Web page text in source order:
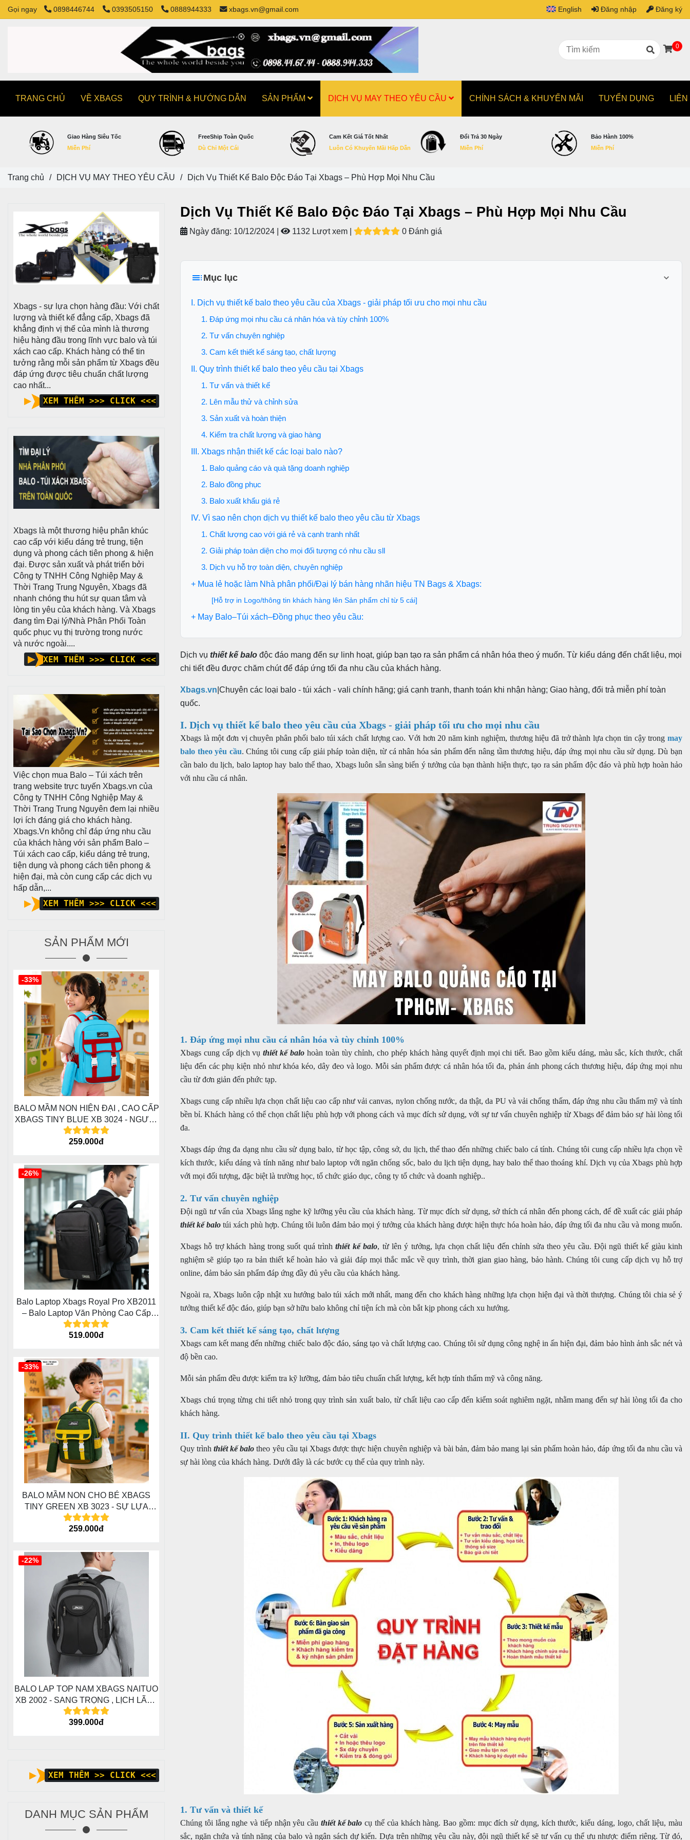
Dịch Vụ Thiết Kế Balo Độc Đáo Tại Xbags – Phù Hợp Mọi Nhu Cầu
Ngày đăng: 10/12/2024 | 1132 Lượt xem 0 Đánh giá
Mục lục
I. Dịch vụ thiết kế balo theo yêu cầu của Xbags - giải pháp tối ưu cho mọi nhu cầu
1. Đáp ứng mọi nhu cầu cá nhân hóa và tùy chỉnh 100%
2. Tư vấn chuyên nghiệp
3. Cam kết thiết kế sáng tạo, chất lượng
II. Quy trình thiết kế balo theo yêu cầu tại Xbags
1. Tư vấn và thiết kế
2. Lên mẫu thử và chỉnh sửa
3. Sản xuất và hoàn thiện
4. Kiểm tra chất lượng và giao hàng
III. Xbags nhận thiết kế các loại balo nào?
1. Balo quảng cáo và quà tặng doanh nghiệp
2. Balo đồng phục
3. Balo xuất khẩu giá rẻ
IV. Vì sao nên chọn dịch vụ thiết kế balo theo yêu cầu từ Xbags
1. Chất lượng cao với giá rẻ và cạnh tranh nhất
2. Giải pháp toàn diện cho mọi đối tượng có nhu cầu sll
3. Dịch vụ hỗ trợ toàn diện, chuyên nghiệp
+ Mua lẻ hoặc làm Nhà phân phối/Đại lý bán hàng nhãn hiệu TN Bags & Xbags:
[Hỗ trợ in Logo/thông tin khách hàng lên Sản phẩm chỉ từ 5 cái]
+ May Balo–Túi xách–Đồng phục theo yêu cầu:
Dịch vụ thiết kế balo độc đáo mang đến sự linh hoạt, giúp bạn tạo ra sản phẩm cá nhân hóa theo ý muốn. Từ kiểu dáng đến chất liệu, mọi
chi tiết đều được chăm chút để đáp ứng tối đa nhu cầu của khách hàng.
Xbags.vn |Chuyên các loại balo - túi xách - vali chính hãng; giá cạnh tranh, thanh toán khi nhận hàng; Giao hàng, đổi trả miễn phí toàn
quốc.
I. Dịch vụ thiết kế balo theo yêu cầu của Xbags - giải pháp tối ưu cho mọi nhu cầu
Xbags là một đơn vị chuyên phân phối balo túi xách chất lượng cao. Với hơn 20 năm kinh nghiệm, thương hiệu đã trở thành lựa chọn tin cậy trongmay
balo theo yêu cầu. Chúng tôi cung cấp giải pháp toàn diện, từ cá nhân hóa sản phẩm đến nâng tầm thương hiệu, đáp ứng mọi nhu cầu sử dụng. Dù bạn
cần balo du lịch, balo laptop hay balo thể thao, Xbags luôn sẵn sàng biến ý tưởng của bạn thành hiện thực, tạo ra sản phẩm độc đáo và phù hợp hoàn hảo
với nhu cầu cá nhân.
1. Đáp ứng mọi nhu cầu cá nhân hóa và tùy chỉnh 100%
Xbags cung cấp dịch vụthiết kế balo hoàn toàn tùy chỉnh, cho phép khách hàng quyết định mọi chi tiết. Bao gồm kiểu dáng, màu sắc, kích thước, chất
liệu đến các phụ kiện nhỏ như khóa kéo, dây đeo và logo. Mỗi sản phẩm được cá nhân hóa tối đa, phản ánh phong cách thương hiệu, đáp ứng mọi nhu
cầu từ đơn giản đến phức tạp.
Xbags cung cấp nhiều lựa chọn chất liệu cao cấp như vải canvas, nylon chống nước, da thật, da PU và vải chống thấm, đáp ứng nhu cầu thẩm mỹ và tính
bền bỉ. Khách hàng có thể chọn chất liệu phù hợp với phong cách và mục đích sử dụng, với sự tư vấn chuyên nghiệp từ Xbags để đảm bảo sự hài lòng tối
đa.
Xbags đáp ứng đa dạng nhu cầu sử dụng balo, từ học tập, công sở, du lịch, thể thao đến những chiếc balo cá tính. Chúng tôi cung cấp nhiều lựa chọn về
kích thước, kiểu dáng và tính năng như balo laptop với ngăn chống sốc, balo du lịch tiện dụng, hay balo thể thao thoáng khí. Dịch vụ của Xbags phù hợp
với mọi đối tượng, đặc biệt là trường học, tổ chức giáo dục, công ty tổ chức và doanh nghiệp..
2. Tư vấn chuyên nghiệp
Đội ngũ tư vấn của Xbags lắng nghe kỹ lưỡng yêu cầu của khách hàng. Từ mục đích sử dụng, sở thích cá nhân đến phong cách, để đề xuất các giải pháp
thiết kế balo túi xách phù hợp. Chúng tôi luôn đảm bảo mọi ý tưởng của khách hàng được hiện thực hóa hoàn hảo, đáp ứng tối đa nhu cầu và mong muốn.
Xbags hỗ trợ khách hàng trong suốt quá trìnhthiết kế balo, từ lên ý tưởng, lựa chọn chất liệu đến chỉnh sửa theo yêu cầu. Đội ngũ thiết kế giàu kinh
nghiệm sẽ giúp tạo ra bản thiết kế hoàn hảo và giải đáp mọi thắc mắc về quy trình, thời gian giao hàng, bảo hành. Chúng tôi cung cấp dịch vụ hỗ trợ
online, đảm bảo sản phẩm đáp ứng đầy đủ yêu cầu của khách hàng.
Ngoài ra, Xbags luôn cập nhật xu hướng balo túi xách mới nhất, mang đến cho khách hàng những lựa chọn hiện đại và thời thượng. Chúng tôi chia sẻ ý
tưởng thiết kế độc đáo, giúp bạn sở hữu balo không chỉ tiện ích mà còn bắt kịp phong cách xu hướng.
3. Cam kết thiết kế sáng tạo, chất lượng
Xbags cam kết mang đến những chiếc balo độc đáo, sáng tạo và chất lượng cao. Chúng tôi sử dụng công nghệ in ấn hiện đại, đảm bảo hình ảnh sắc nét và
độ bền cao.
Mỗi sản phẩm đều được kiểm tra kỹ lưỡng, đảm bảo tiêu chuẩn chất lượng, kết hợp tính thẩm mỹ và công năng.
Xbags chú trọng từng chi tiết nhỏ trong quy trình sản xuất balo, từ chất liệu cao cấp đến kiểm soát nghiêm ngặt, nhằm mang đến sự hài lòng tối đa cho
khách hàng.
II. Quy trình thiết kế balo theo yêu cầu tại Xbags
Quy trìnhthiết kế balo theo yêu cầu tại Xbags được thực hiện chuyên nghiệp và bài bản, đảm bảo mang lại sản phẩm hoàn hảo, đáp ứng tối đa nhu cầu và
sự hài lòng của khách hàng. Dưới đây là các bước cụ thể của quy trình này.
1. Tư vấn và thiết kế
Chúng tôi lắng nghe và tiếp nhận yêu cầu thiết kế balo cụ thể của khách hàng. Bao gồm: mục đích sử dụng, kích thước, kiểu dáng, logo, chất liệu, màu
sắc, ngăn chứa và tính năng của balo và ngân sách dự kiến. Dựa trên những yêu cầu này, đội ngũ thiết kế sẽ tư vấn cụ thể ưu nhược điểm riêng. Từ đó,
Xbags - sự lựa chọn hàng đầu: Với chất
lượng và thiết kế đẳng cấp, Xbags đã
khẳng định vị thế của mình là thương
hiệu hàng đầu trong lĩnh vực balo và túi
xách cao cấp. Khách hàng có thể tin
tưởng rằng mỗi sản phẩm từ Xbags đều
đáp ứng được tiêu chuẩn chất lượng
cao nhất...
XEM THÊM >>> CLICK <<<
Xbags là một thương hiệu phân khúc
cao cấp với kiểu dáng trẻ trung, tiện
dụng và phong cách tiên phong & hiện
đại. Được sản xuất và phát triển bởi
Công ty TNHH Công Nghiệp May &
Thời Trang Trung Nguyên, Xbags đã
nhanh chóng thu hút sự quan tâm và
lòng tin yêu của khách hàng. Và Xbags
đang tìm Đại lý/Nhà Phân Phối Toàn
quốc phục vụ thị trường trong nước
và nước ngoài....
XEM THÊM >>> CLICK <<<
Việc chọn mua Balo – Túi xách trên
trang website trực tuyến Xbags.vn của
Công ty TNHH Công Nghiệp May &
Thời Trang Trung Nguyên đem lại nhiều
lợi ích đáng giá cho khách hàng.
Xbags.Vn không chỉ đáp ứng nhu cầu
của khách hàng với sản phẩm Balo –
Túi xách cao cấp, kiểu dáng trẻ trung,
tiện dụng và phong cách tiên phong &
hiện đại, mà còn cung cấp các dịch vụ
hấp dẫn,...
XEM THÊM >>> CLICK <<<
SẢN PHẨM MỚI
BALO MẦM NON HIỆN ĐẠI , CAO CẤP
XBAGS TINY BLUE XB 3024 - NGƯỜI
BẠN ĐỒNG HÀNH CÙNG CÁC BÉ
TRONG HÀNH TRÌNH ĐẦU ĐỜI
259.000đ
-33%
Balo Laptop Xbags Royal Pro XB2011
– Balo Laptop Văn Phòng Cao Cấp
Cho Doanh Nhân Trẻ
519.000đ
-26%
BALO MẦM NON CHO BÉ XBAGS
TINY GREEN XB 3023 - SỰ LỰA
CHỌN THÍCH HỢP CHO CÁC BÉ , DỄ
THƯƠNG , ĐÁNG YÊU
259.000đ
-33%
BALO LAP TOP NAM XBAGS NAITUO
XB 2002 - SANG TRỌNG , LỊCH LÃM ,
MẠNH MẼ
399.000đ
-22%
XEM THÊM >> CLICK <<<
DANH MỤC SẢN PHẨM
Trang chủ / DỊCH VỤ MAY THEO YÊU CẦU / Dịch Vụ Thiết Kế Balo Độc Đáo Tại Xbags – Phù Hợp Mọi Nhu Cầu
Gọi ngay 0898446744 0393505150 0888944333 xbags.vn@gmail.com English Đăng nhập Đăng ký
0
TRANG CHỦ VỀ XBAGS QUY TRÌNH & HƯỚNG DẪN SẢN PHẨM DỊCH VỤ MAY THEO YÊU CẦU CHÍNH SÁCH & KHUYẾN MÃI TUYỂN DỤNG
Giao Hàng Siêu Tốc
Miễn Phí
FreeShip Toàn Quốc
Dù Chỉ Một Cái
Cam Kết Giá Tốt Nhất
Luôn Có Khuyến Mãi Hấp Dẫn
Đổi Trả 30 Ngày
Miễn Phí
Bảo Hành 100%
Miễn Phí